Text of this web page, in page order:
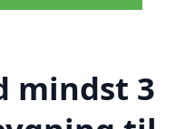
mindst 3